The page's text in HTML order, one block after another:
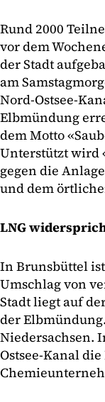
Rund 2000
vor dem
der Stadt
am
Nord-Ostsee-
Elbmündung
dem Motto
Unterstützt wird
gegen die
und dem
LNG
In Brunsbüttel
Umschlag von
Stadt liegt auf
der
Niedersachsen.
Ostsee-Kanal